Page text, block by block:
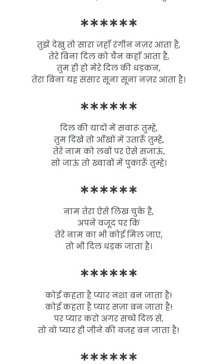
∗∗∗∗∗∗
तुझे देखु तो सारा जहाँ रंगीन नज़र आता है,
तेरे बिना दिल को चैन कहाँ आता है,
तुम ही हो मेरे दिल की धड़कन,
तेरा बिना यह संसार सूना सूना नज़र आता है।
∗∗∗∗∗∗
दिल की यादों में सवारूं तुम्हे,
तुम दिखे तो आँखों में उतारूँ तुम्हे,
तेरे नाम को लबों पर ऐसे सजाऊं,
सो जाऊं तो ख्वाबों में पुकारूँ तुम्हे।
∗∗∗∗∗∗
नाम तेरा ऐसे लिख चुके हैं,
अपने वजूद पर कि
तेरे नाम का भी कोई मिल जाए,
तो भी दिल धड़क जाता है।
∗∗∗∗∗∗
कोई कहता है प्यार नशा बन जाता है!
कोई कहता है प्यार सज़ा बन जाता है!
पर प्यार करो अगर सच्चे दिल से,
तो वो प्यार ही जीने की वजह बन जाता है!
∗∗∗∗∗∗